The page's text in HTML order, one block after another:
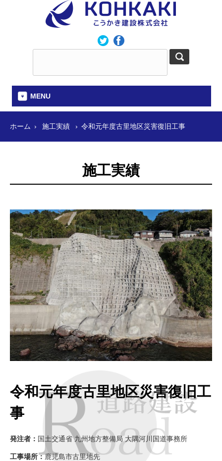
MENU
ホーム 施工実績 令和元年度古里地区災害復旧工事
施工実績
令和元年度古里地区災害復旧工
事
発注者： 国土交通省 九州地方整備局 大隅河川国道事務所
工事場所：鹿児島市古里地先